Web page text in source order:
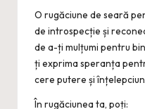
O rugăciune de seară
de introspecție și
de a-ți mulțumi pentru
ți exprima speranța
cere putere și
În rugăciunea ta, poți: